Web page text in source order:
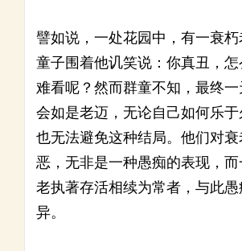
譬如说，一处花园中，有一衰
童子围着他讥笑说：你真丑，
难看呢？然而群童不知，最终
会如是老迈，无论自己如何乐于
也无法避免这种结局。他们对
恶，无非是一种愚痴的表现，
老执著存活相续为常者，与此
异。